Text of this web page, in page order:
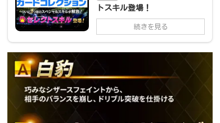
トスキル登場！
続きを見る